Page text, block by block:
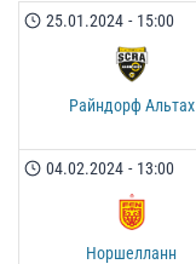
25.01.2024 - 15:00
Райндорф Альтах
04.02.2024 - 13:00
Норшелланн